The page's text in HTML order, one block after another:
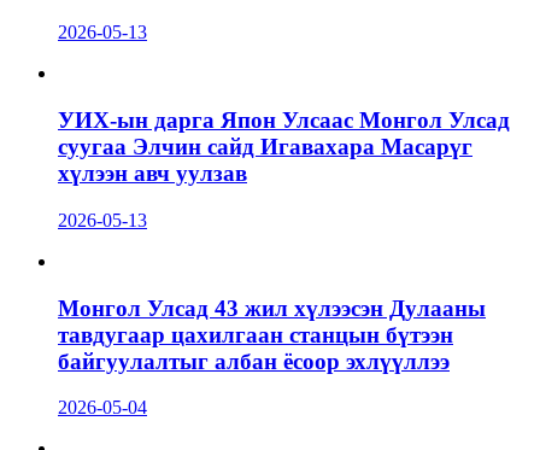
2026-05-13
УИХ-ын дарга Япон Улсаас Монгол Улсад
суугаа Элчин сайд Игавахара Масарүг
хүлээн авч уулзав
2026-05-13
Монгол Улсад 43 жил хүлээсэн Дулааны
тавдугаар цахилгаан станцын бүтээн
байгуулалтыг албан ёсоор эхлүүллээ
2026-05-04